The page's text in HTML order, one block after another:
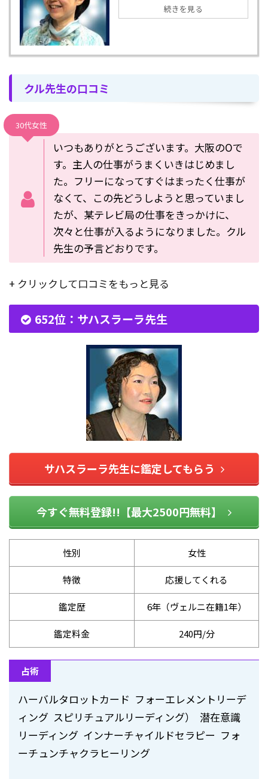
続きを見る
クル先生の口コミ
30代女性
いつもありがとうございます。大阪のOで
す。主人の仕事がうまくいきはじめまし
た。フリーになってすぐはまったく仕事が
なくて、この先どうしようと思っていまし
たが、某テレビ局の仕事をきっかけに、
次々と仕事が入るようになりました。クル
先生の予言どおりです。
+ クリックして口コミをもっと見る
652位：サハスラーラ先生
サハスラーラ先生に鑑定してもらう
今すぐ無料登録!!【最大2500円無料】
性別 女性
特徴 応援してくれる
鑑定歴 6年（ヴェルニ在籍1年）
鑑定料金 240円/分
占術
ハーバルタロットカード フォーエレメントリーデ
ィング スピリチュアルリーディング） 潜在意識
リーディング インナーチャイルドセラピー フォ
ーチュンチャクラヒーリング